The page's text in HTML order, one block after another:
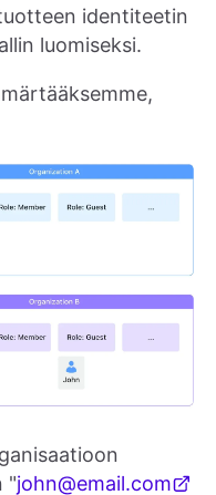
identiteetin
luomiseksi.
"john@email.com